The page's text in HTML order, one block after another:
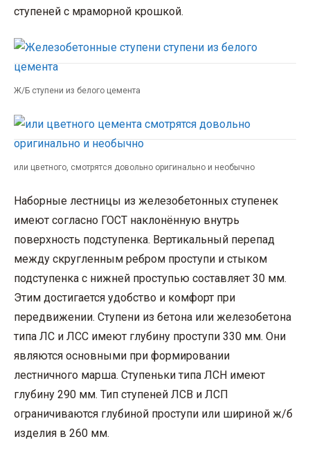
ступеней с мраморной крошкой.
Ж/Б ступени из белого цемента
или цветного, смотрятся довольно оригинально и необычно
Наборные лестницы из железобетонных ступенек
имеют согласно ГОСТ наклонённую внутрь
поверхность подступенка. Вертикальный перепад
между скругленным ребром проступи и стыком
подступенка с нижней проступью составляет 30 мм.
Этим достигается удобство и комфорт при
передвижении. Ступени из бетона или железобетона
типа ЛС и ЛСС имеют глубину проступи 330 мм. Они
являются основными при формировании
лестничного марша. Ступеньки типа ЛСН имеют
глубину 290 мм. Тип ступеней ЛСВ и ЛСП
ограничиваются глубиной проступи или шириной ж/б
изделия в 260 мм.